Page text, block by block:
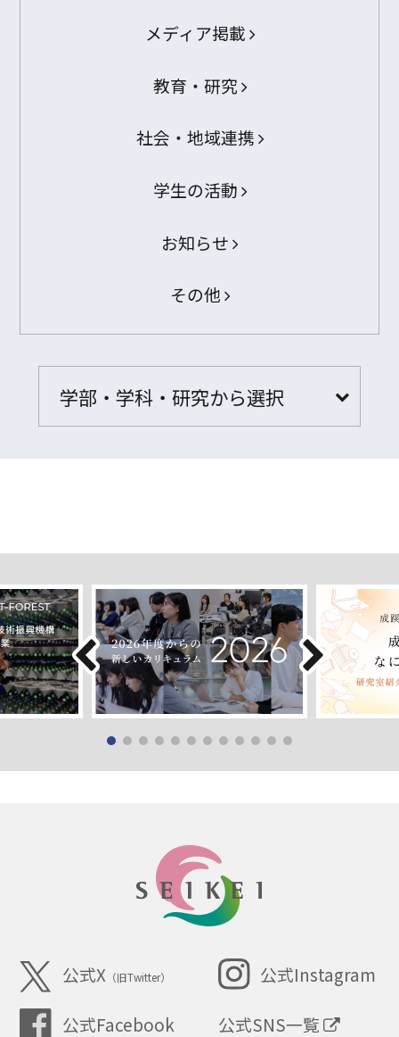
メディア掲載
教育・研究
社会・地域連携
学生の活動
お知らせ
その他
学部・学科・研究から選択
公式X （旧Twitter） 公式Instagram
公式Facebook 公式SNS一覧